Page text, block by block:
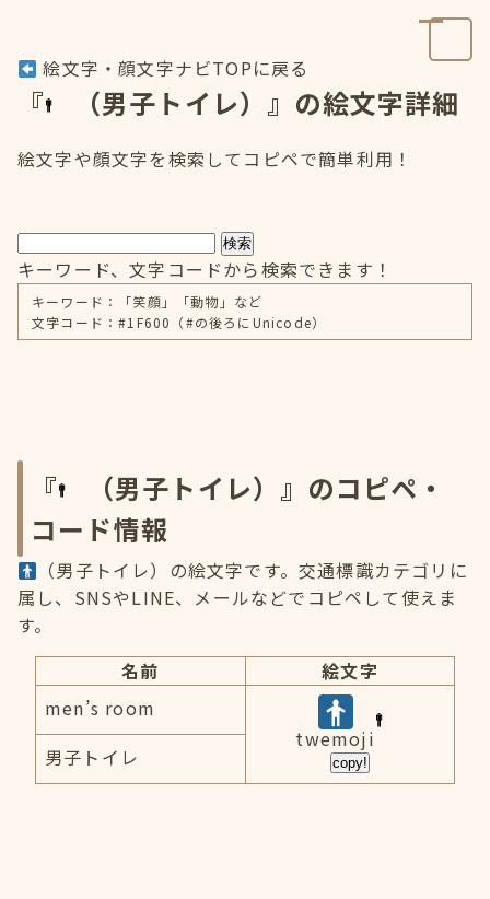
絵文字・顔文字ナビTOPに戻る
『 （男子トイレ）』の絵文字詳細
絵文字や顔文字を検索してコピペで簡単利用！
検索
キーワード、文字コードから検索できます！
キーワード：「笑顔」「動物」など
文字コード：#1F600（#の後ろにUnicode）
『
（男子トイレ）』のコピペ・
コード情報
（男子トイレ）の絵文字です。交通標識カテゴリに
属し、SNSやLINE、メールなどでコピペして使えま
す。
名前
絵文字
men’s room
twemoji
copy!
男子トイレ